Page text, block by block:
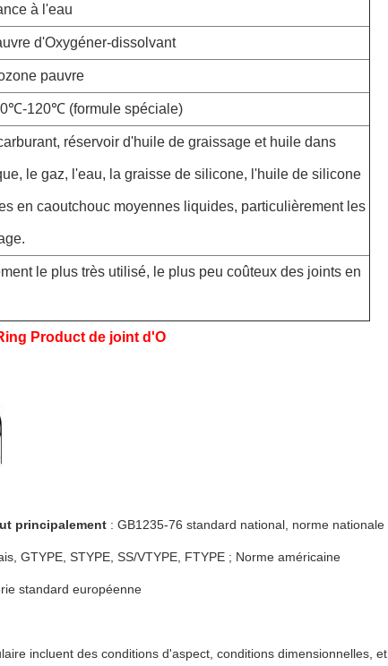
à l'eau
d'Oxygéner-dissolvant
pauvre
120℃ (formule spéciale)
réservoir d'huile de graissage et huile dans
le gaz, l'eau, la graisse de silicone, l'huile de silicone
en caoutchouc moyennes liquides, particulièrement les
le plus très utilisé, le plus peu coûteux des joints en
Product de joint d'O
principalement : GB1235-76 standard national, norme nationale
GTYPE, STYPE, SS/VTYPE, FTYPE ; Norme américaine
standard européenne
incluent des conditions d'aspect, conditions dimensionnelles, et